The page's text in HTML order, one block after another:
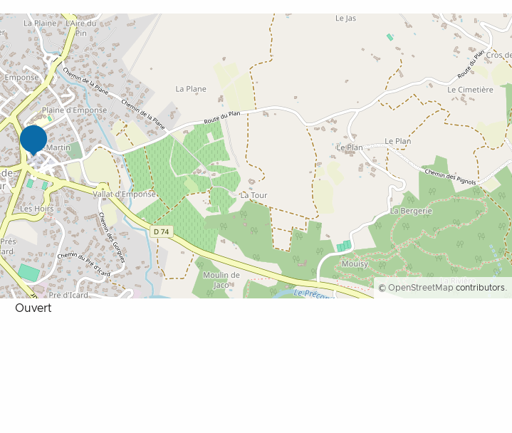
© OpenStreetMap contributors.
Ouvert